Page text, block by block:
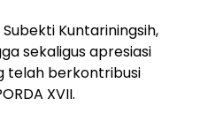
Kuntariningsih,
sekaligus apresiasi
telah berkontribusi
XVII.